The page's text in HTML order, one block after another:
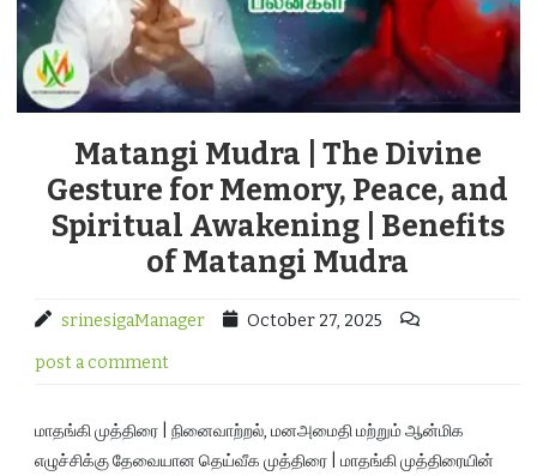
Matangi Mudra | The Divine
Gesture for Memory, Peace, and
Spiritual Awakening | Benefits
of Matangi Mudra
srinesigaManager October 27, 2025
post a comment
மாதங்கி முத்திரை | நினைவாற்றல், மனஅமைதி மற்றும் ஆன்மிக
எழுச்சிக்கு தேவையான தெய்வீக முத்திரை | மாதங்கி முத்திரையின்